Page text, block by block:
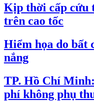
Kịp thời cấp cứu
trên cao tốc
Hiểm họa do bất
nắng
TP. Hồ Chí
phí không phụ